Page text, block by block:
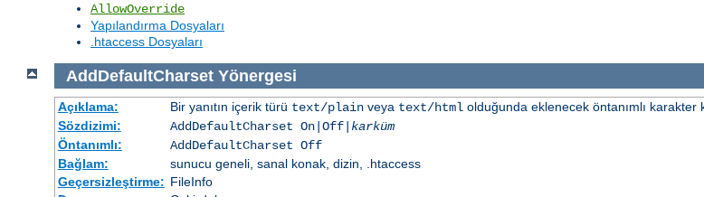
AllowOverride
Yapılandırma Dosyaları
.htaccess Dosyaları
AddDefaultCharset Yönergesi
Açıklama: Bir yanıtın içerik türü text/plainveya text/htmlolduğunda eklenecek öntanımlı karakter
Sözdizimi:
AddDefaultCharset On|Off| karküm
Öntanımlı:
AddDefaultCharset Off
Bağlam:
sunucu geneli, sanal konak, dizin, .htaccess
Geçersizleştirme: FileInfo